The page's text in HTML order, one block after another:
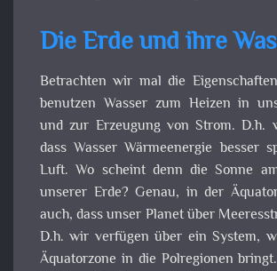
benutzen Wasser zum Heizen in
zur Erzeugung von Strom. D.h.
Wasser Wärmeenergie besser
scheint denn die Sonne am
Genau, in der Äquatorzone. Wir
Planet über Meeresströmungen
über ein System, was die Wärme
Polregionen bringt. Ein Meeresstrom
hatten wir bis vor kurzem noch
welches, nach aktuellem Stand,
industriellen Revolution stammte. So
ausgehen, dass es in Zukunft